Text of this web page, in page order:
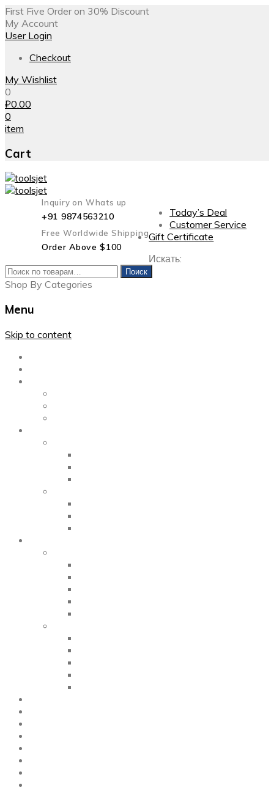
First Five Order on 30% Discount
My Account
User Login
Checkout
My Wishlist
0
₽0.00
0
item
Cart
Inquiry on Whats up
+91 9874563210
Free Worldwide Shipping
Order Above $100
Today’s Deal
Customer Service
Gift Certificate
Искать:
Поиск
Shop By Categories
Menu
Skip to content